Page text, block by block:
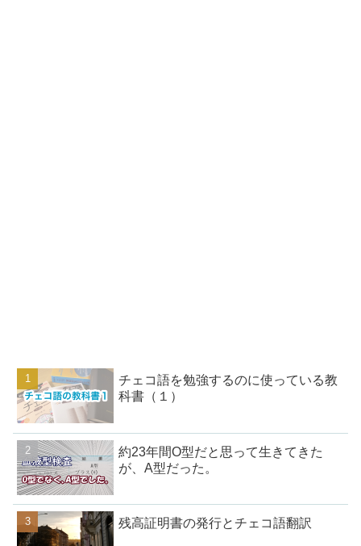
チェコ語を勉強するのに使っている教
科書（１）
約23年間O型だと思って生きてきた
が、A型だった。
残高証明書の発行とチェコ語翻訳